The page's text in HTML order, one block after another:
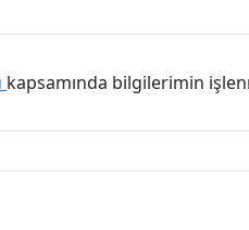
kapsamında bilgilerimin